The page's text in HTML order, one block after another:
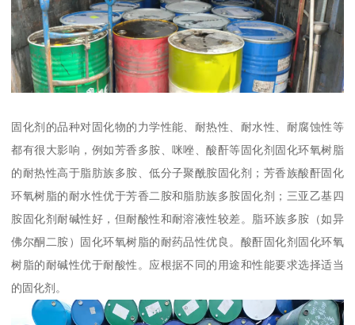
固化剂的品种对固化物的力学性能、耐热性、耐水性、耐腐蚀性等
都有很大影响，例如芳香多胺、咪唑、酸酐等固化剂固化环氧树脂
的耐热性高于脂肪族多胺、低分子聚酰胺固化剂；芳香族酸酐固化
环氧树脂的耐水性优于芳香二胺和脂肪族多胺固化剂；三亚乙基四
胺固化剂耐碱性好，但耐酸性和耐溶液性较差。脂环族多胺（如异
佛尔酮二胺）固化环氧树脂的耐药品性优良。酸酐固化剂固化环氧
树脂的耐碱性优于耐酸性。应根据不同的用途和性能要求选择适当
的固化剂。